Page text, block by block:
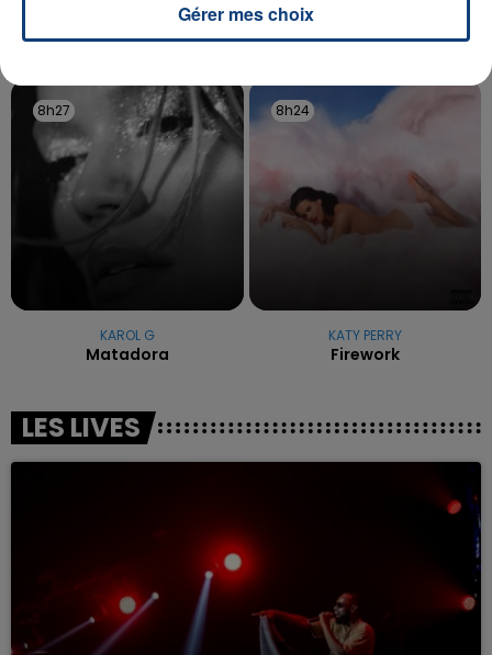
TITRES DIFFUSÉS
8h27
8h27
KAROL G
Matadora
8h24
8h24
KATY PERRY
Firework
LES LIVES
Gérer mes choix